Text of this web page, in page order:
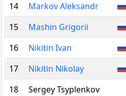
14
Markov Aleksandr
15
Mashin Grigorii
16
Nikitin Ivan
17
Nikitin Nikolay
18
Sergey Tsyplenkov